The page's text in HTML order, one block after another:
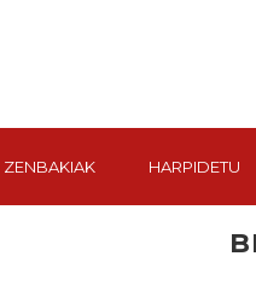
ZENBAKIAK HARPIDETU